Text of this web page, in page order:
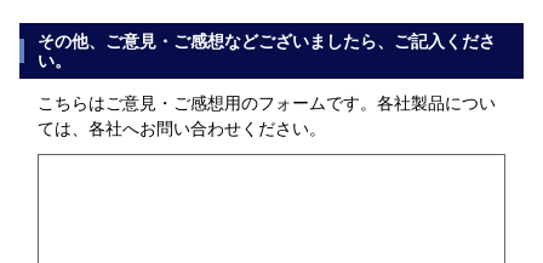
その他、ご意見・ご感想などございましたら、ご記入くださ
い。
こちらはご意見・ご感想用のフォームです。各社製品につい
ては、各社へお問い合わせください。